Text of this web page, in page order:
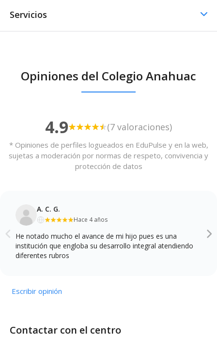
Servicios
Comedor / Cafetería -
Opiniones del Colegio Anahuac
4.9 (7 valoraciones)
* Opiniones de perfiles logueados en EduPulse y en la web,
sujetas a moderación por normas de respeto, convivencia y
protección de datos
A. C. G.
Hace 4 años
He notado mucho el avance de mi hijo pues es una
institución que engloba su desarrollo integral atendiendo
diferentes rubros
Escribir opinión
Contactar con el centro